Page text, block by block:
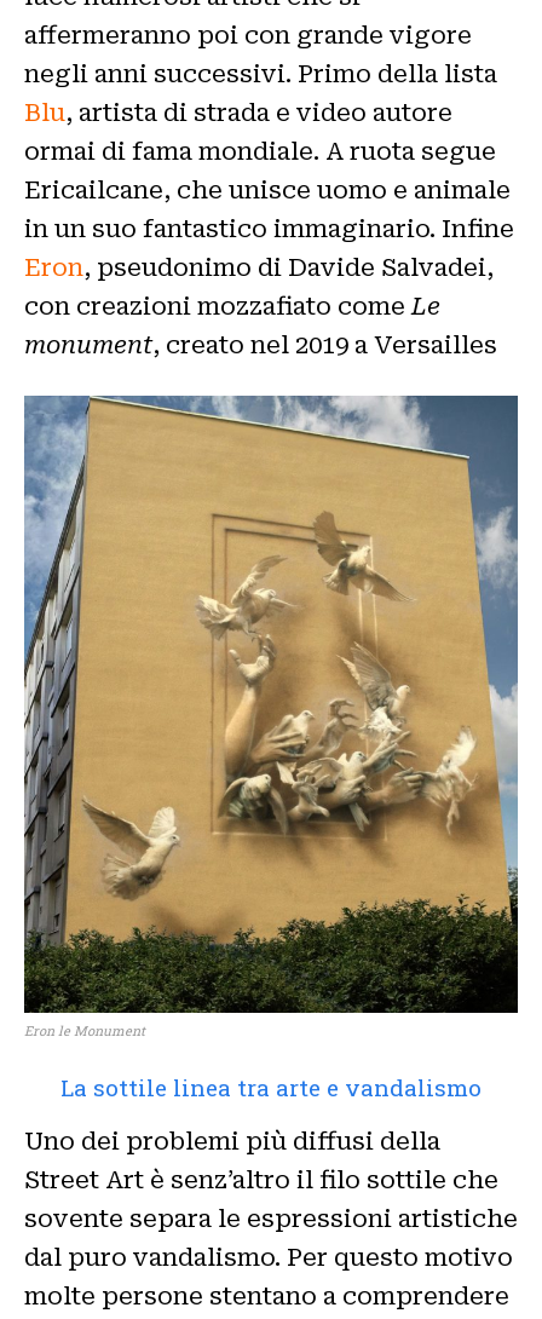
affermeranno poi con grande vigore
negli anni successivi. Primo della lista
Blu, artista di strada e video autore
ormai di fama mondiale. A ruota segue
Ericailcane, che unisce uomo e animale
in un suo fantastico immaginario. Infine
Eron, pseudonimo di Davide Salvadei,
con creazioni mozzafiato comeLe
monument, creato nel 2019 a Versailles
Eron le Monument
La sottile linea tra arte e vandalismo
Uno dei problemi più diffusi della
Street Art è senz’altro il filo sottile che
sovente separa le espressioni artistiche
dal puro vandalismo. Per questo motivo
molte persone stentano a comprendere